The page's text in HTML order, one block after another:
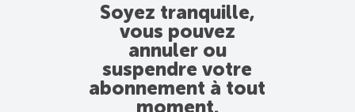
Soyez tranquille,
vous pouvez
annuler ou
suspendre votre
abonnement à tout
moment.